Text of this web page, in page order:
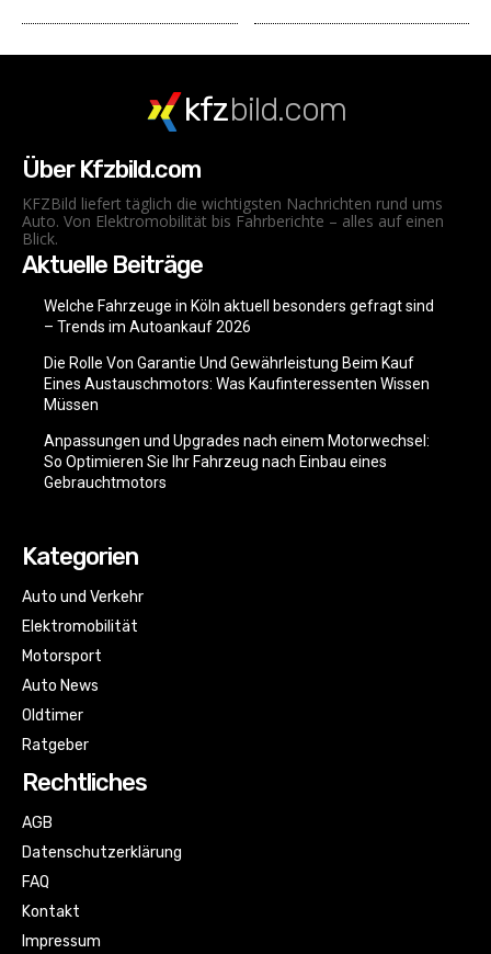
kfzbild.com
Über Kfzbild.com
KFZBild liefert täglich die wichtigsten Nachrichten rund ums
Auto. Von Elektromobilität bis Fahrberichte – alles auf einen
Blick.
Aktuelle Beiträge
Welche Fahrzeuge in Köln aktuell besonders gefragt sind
– Trends im Autoankauf 2026
Die Rolle Von Garantie Und Gewährleistung Beim Kauf
Eines Austauschmotors: Was Kaufinteressenten Wissen
Müssen
Anpassungen und Upgrades nach einem Motorwechsel:
So Optimieren Sie Ihr Fahrzeug nach Einbau eines
Gebrauchtmotors
Kategorien
Auto und Verkehr
Elektromobilität
Motorsport
Auto News
Oldtimer
Ratgeber
Rechtliches
AGB
Datenschutzerklärung
FAQ
Kontakt
Impressum